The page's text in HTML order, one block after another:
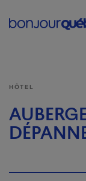
HÔTEL